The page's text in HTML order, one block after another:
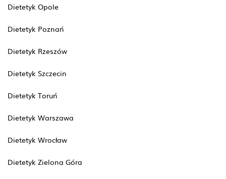
Dietetyk Opole
Dietetyk Poznań
Dietetyk Rzeszów
Dietetyk Szczecin
Dietetyk Toruń
Dietetyk Warszawa
Dietetyk Wrocław
Dietetyk Zielona Góra